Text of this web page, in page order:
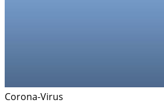
Corona-Virus